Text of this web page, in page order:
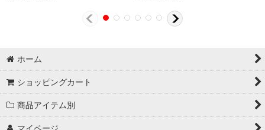
ホーム
ショッピングカート
商品アイテム別
マイページ